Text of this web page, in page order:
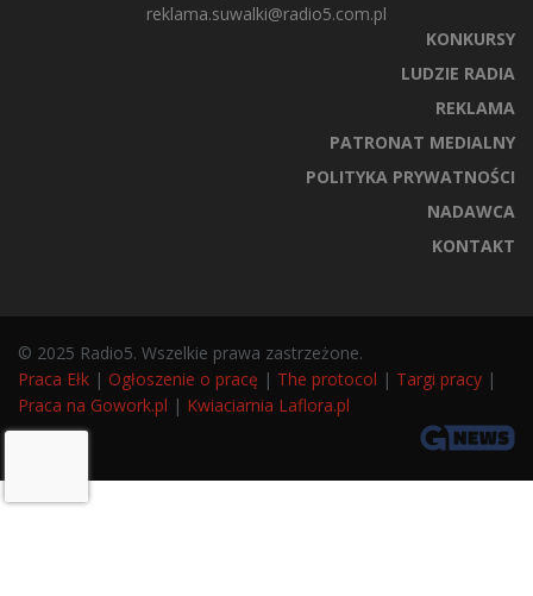
reklama.suwalki@radio5.com.pl
KONKURSY
LUDZIE RADIA
REKLAMA
PATRONAT MEDIALNY
POLITYKA PRYWATNOŚCI
NADAWCA
KONTAKT
© 2025 Radio5. Wszelkie prawa zastrzeżone.
Praca Ełk | Ogłoszenie o pracę | The protocol | Targi pracy |
Praca na Gowork.pl | Kwiaciarnia Laflora.pl